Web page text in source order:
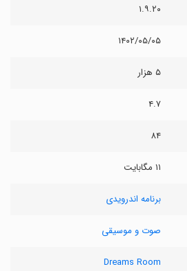
۱.۹.۲۰
۱۴۰۲/۰۵/۰۵
۵ هزار
۴.۷
۸۴
۱۱ مگابایت
برنامه اندرویدی
صوت و موسیقی
Dreams Room